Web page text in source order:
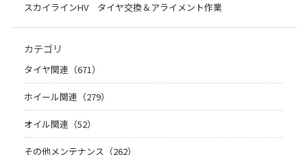
スカイラインHV タイヤ交換＆アライメント作業
カテゴリ
タイヤ関連（671）
ホイール関連（279）
オイル関連（52）
その他メンテナンス（262）